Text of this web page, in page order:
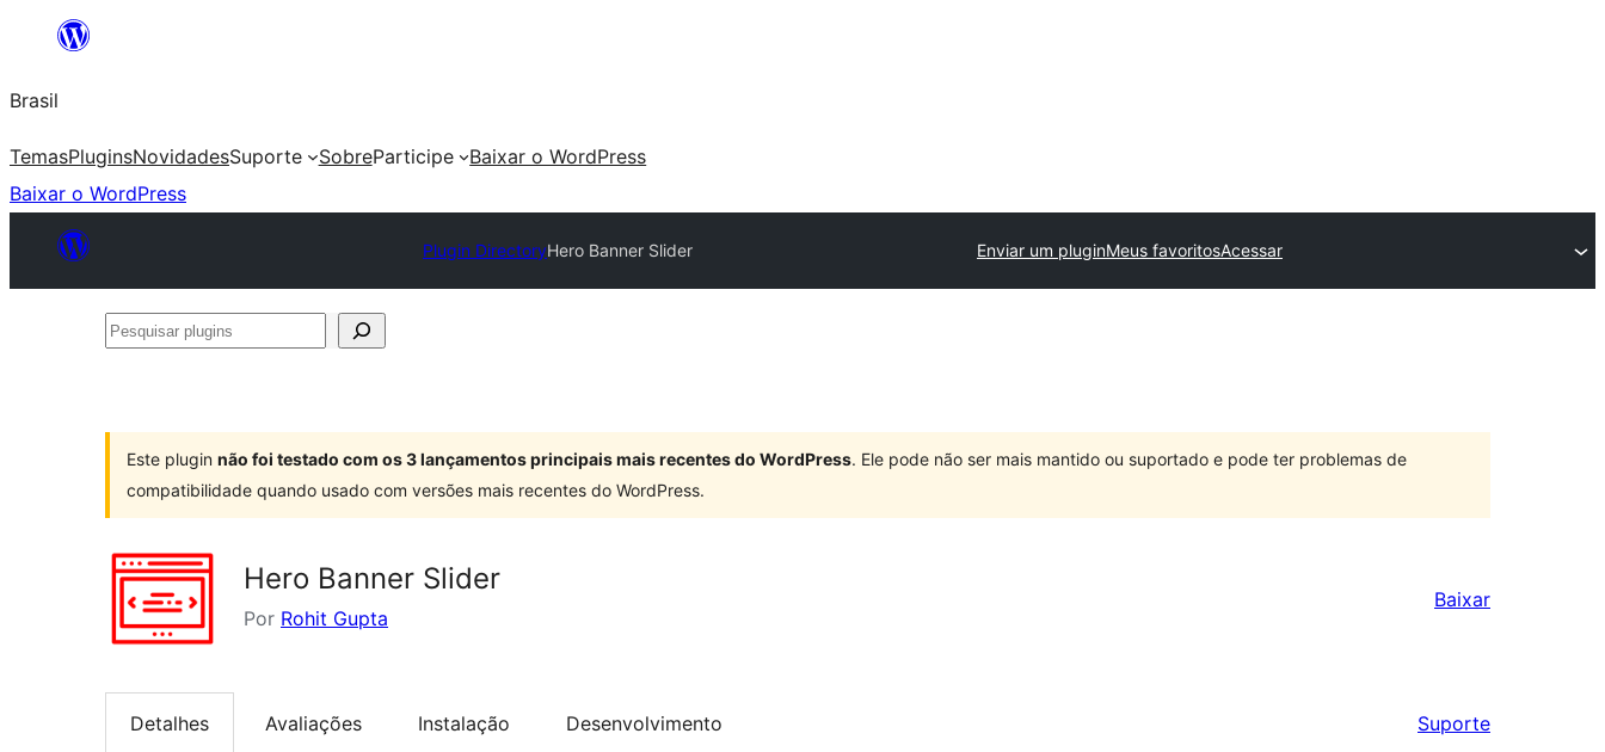
o
conteúdo
Brasil
TemasPluginsNovidadesSuporte SobreParticipe
Baixar o WordPress
Baixar o WordPress
Plugin DirectoryHero Banner Slider Enviar um pluginMeus favoritosAcessar
Pesquisar
Este plugin não foi testado com os 3 lançamentos principais mais recentes do WordPress. Ele pode não ser mais mantido ou suportado e pode ter problemas de
compatibilidade quando usado com versões mais recentes do WordPress.
Hero Banner Slider
Por Rohit Gupta
Baixar
Detalhes Avaliações Instalação Desenvolvimento Suporte